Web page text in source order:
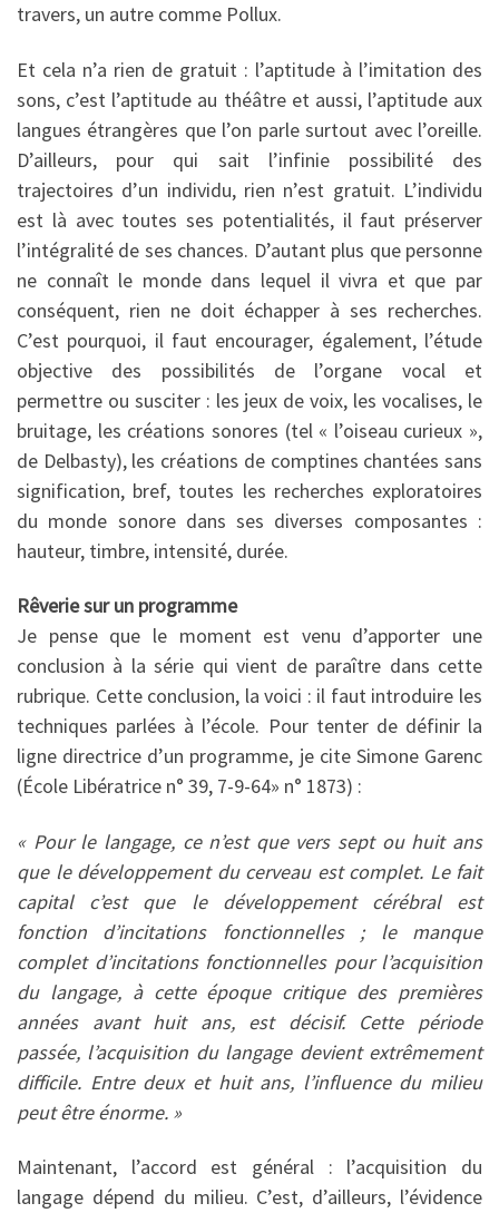
travers, un autre comme Pollux.
Et cela n’a rien de gratuit : l’aptitude à l’imitation des
sons, c’est l’aptitude au théâtre et aussi, l’aptitude aux
langues étrangères que l’on parle sur­tout avec l’oreille.
D’ailleurs, pour qui sait l’infinie possibilité des
trajectoires d’un individu, rien n’est gratuit. L’in­dividu
est là avec toutes ses poten­tialités, il faut préserver
l’intégralité de ses chances. D’autant plus que personne
ne connaît le monde dans lequel il vivra et que par
conséquent, rien ne doit échapper à ses recherches.
C’est pourquoi, il faut encourager, également, l’étude
objective des possi­bilités de l’organe vocal et
permettre ou susciter : les jeux de voix, les vocalises, le
bruitage, les créations sonores (tel « l’oiseau curieux »,
de Delbasty), les créations de comptines chan­tées sans
signification, bref, toutes les recherches exploratoires
du monde so­nore dans ses diverses composantes :
hauteur, timbre, intensité, durée.
Rêverie sur un programme
Je pense que le moment est venu d’apporter une
conclusion à la série qui vient de paraître dans cette
rubri­que. Cette conclusion, la voici : il faut introduire les
techniques parlées à l’école. Pour tenter de définir la
ligne directrice d’un programme, je cite Simone Garenc
(École Libératrice n° 39, 7-9-64» n° 1873) :
« Pour le langage, ce n’est que vers sept ou huit ans
que le développement du cerveau est complet. Le fait
capital c’est que le développement cérébral est
fonction d’incitations fonctionnelles ; le manque
complet d’incitations fonction­nelles pour l’acquisition
du langage, à cette époque critique des premières
années avant huit ans, est décisif. Cette période
passée, l’acquisition du langage devient extrêmement
difficile. Entre deux et huit ans, l’influence du milieu
peut être énorme. »
Maintenant, l’accord est général : l’ac­quisition du
langage dépend du milieu. C’est, d’ailleurs, l’évidence